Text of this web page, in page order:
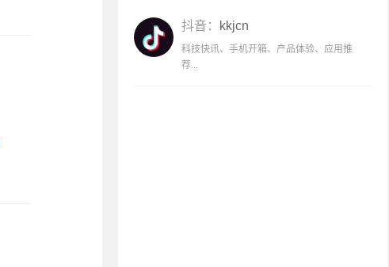
抖音： kkjcn
科技快讯、手机开箱、产品体验、应用推
荐...